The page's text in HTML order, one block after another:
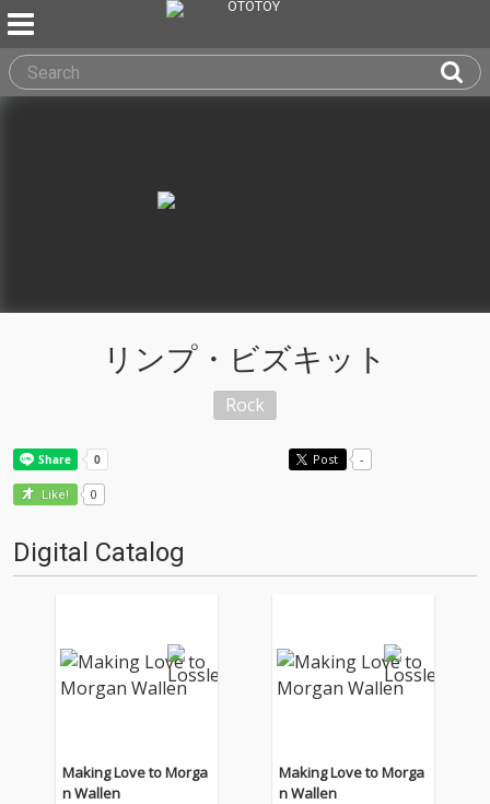
リンプ・ビズキット
Rock
Post -
Like! 0
Digital Catalog
Making Love to Morga
n Wallen
Making Love to Morga
n Wallen